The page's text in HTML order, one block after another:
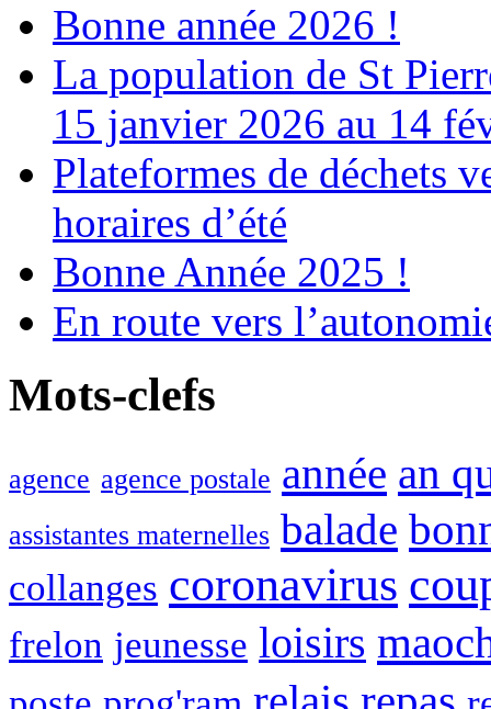
Bonne année 2026 !
La population de St
15 janvier 2026 au 14
Plateformes de déchets
horaires d’été
Bonne Année 2025 !
En route vers
Mots-clefs
agence agence postale année an
assistantes maternelles balade
collanges coronavirus
frelon jeunesse loisirs